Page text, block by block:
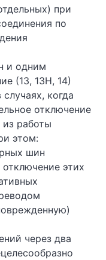
при
по
и одним
(13, 13Н, 14)
когда
отключение
работы
этом:
шин
этих
через два